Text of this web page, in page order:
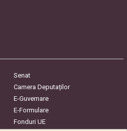
Senat
Camera Deputaților
E-Guvernare
E-Formulare
Fonduri UE